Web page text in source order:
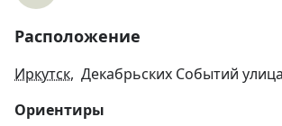
Расположение
Иркутск, Декабрьских Событий
Ориентиры